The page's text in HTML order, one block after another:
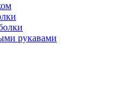
рукавами